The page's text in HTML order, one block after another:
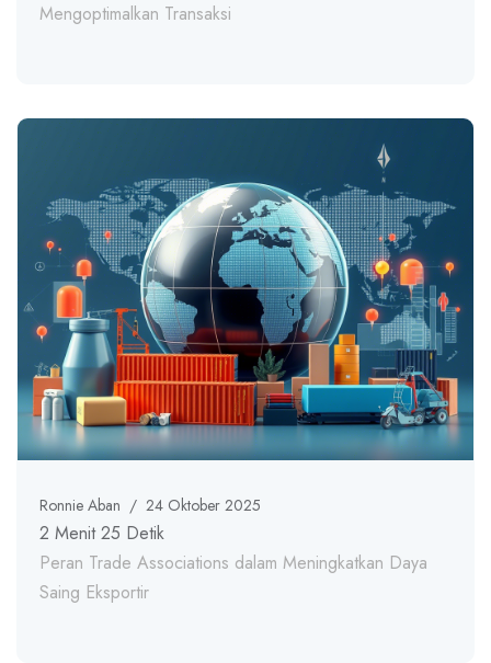
Mengoptimalkan Transaksi
Ronnie Aban / 24 Oktober 2025
2 Menit 25 Detik
Peran Trade Associations dalam Meningkatkan Daya
Saing Eksportir